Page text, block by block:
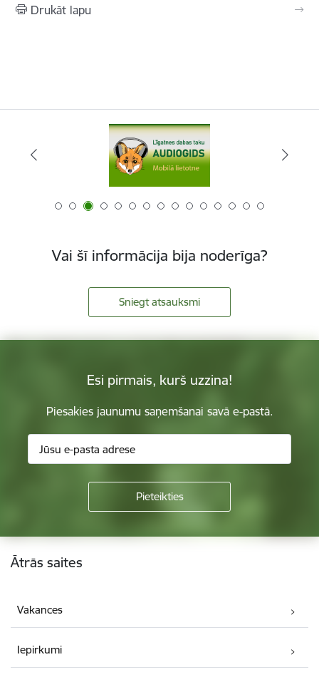
Drukāt lapu
Vai šī informācija bija noderīga?
Sniegt atsauksmi
Esi pirmais, kurš uzzina!
Piesakies jaunumu saņemšanai savā e-pastā.
Kājene
Ātrās saites
Vakances
Iepirkumi